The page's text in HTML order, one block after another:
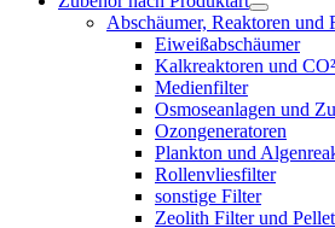
Abschäumer, Reaktoren und
Eiweißabschäumer
Kalkreaktoren und CO²
Medienfilter
Osmoseanlagen und
Ozongeneratoren
Plankton und
Rollenvliesfilter
sonstige Filter
Zeolith Filter und